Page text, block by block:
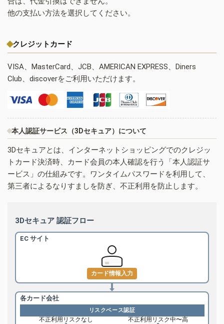
他の支払い方法を選択してください。
クレジットカード
VISA、MasterCard、JCB、AMERICAN EXPRESS、Diners
Club、discoverをご利用いただけます。
本人認証サービス（3Dセキュア）について
3Dセキュアとは、インターネットショッピングでのクレジッ
トカード決済時、カード会員の本人確認を行う「本人認証サ
ービス」の仕組みです。ワンタイムパスワードを利用して、
第三者によるなりすましを防ぎ、不正利用を防止します。
3Dセキュア 認証フロー
EC サイト
カード情報入力
各カード会社
リスクベース認証
不正利用リスクなし 不正利用リスク中〜高